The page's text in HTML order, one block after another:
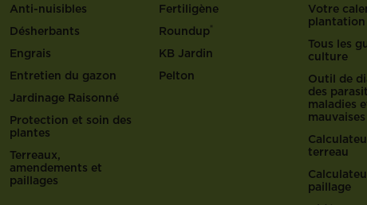
Anti-nuisibles
Désherbants
Engrais
Entretien du gazon
Jardinage Raisonné
Protection et soin des
plantes
Terreaux,
amendements et
paillages
Fertiligène
Roundup®
KB Jardin
Pelton
Votre
plantation
Tous les
culture
Outil de
des
maladies
terreau
paillage